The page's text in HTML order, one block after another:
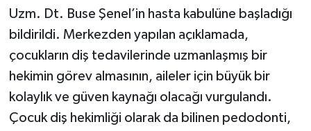
Uzm. Dt. Buse Şenel’in hasta kabulüne başladığı
bildirildi. Merkezden yapılan açıklamada,
çocukların diş tedavilerinde uzmanlaşmış bir
hekimin görev almasının, aileler için büyük bir
kolaylık ve güven kaynağı olacağı vurgulandı.
Çocuk diş hekimliği olarak da bilinen pedodonti,